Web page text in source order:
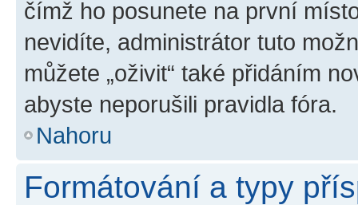
čímž ho posunete na první
nevidíte, administrátor tuto
můžete „oživit“ také přidáním
abyste neporušili pravidla fóra.
Nahoru
Formátování a typy